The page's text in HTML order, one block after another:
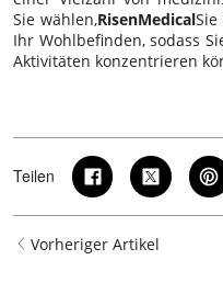
Sie wählen,RisenMedical
Ihr Wohlbefinden, sodass
Aktivitäten konzentrieren
Teilen
Vorheriger Artikel